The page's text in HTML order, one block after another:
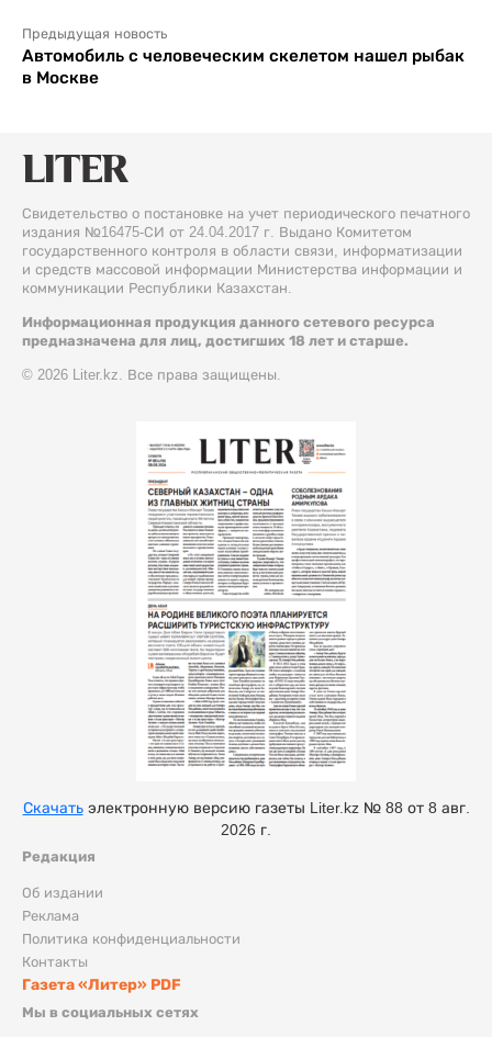
Предыдущая новость
Автомобиль с человеческим скелетом нашел рыбак
в Москве
Свидетельство о постановке на учет периодического печатного
издания №16475-СИ от 24.04.2017 г. Выдано Комитетом
государственного контроля в области связи, информатизации
и средств массовой информации Министерства информации и
коммуникации Республики Казахстан.
Информационная продукция данного сетевого ресурса
предназначена для лиц, достигших 18 лет и старше.
© 2026 Liter.kz. Все права защищены.
Редакция
Об издании
Реклама
Политика конфиденциальности
Контакты
Газета «Литер» PDF
Мы в социальных сетях
Скачатьэлектронную версию газеты Liter.kz № 88 от 8 авг.
2026 г.